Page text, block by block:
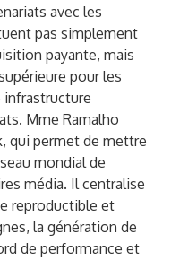
avec les
pas simplement
payante, mais
pour les
Mme Ramalho
qui permet de mettre
mondial de
média. Il centralise
reproductible et
la génération de
de performance et